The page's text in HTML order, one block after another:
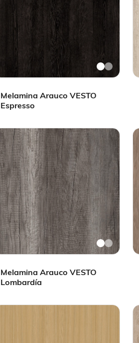
Melamina Arauco VESTO
Espresso
Melamina Arauco VESTO
Lombardía